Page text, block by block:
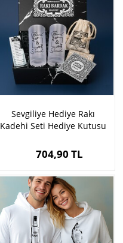
Sevgiliye Hediye Rakı
Kadehi Seti Hediye Kutusu
704,90 TL